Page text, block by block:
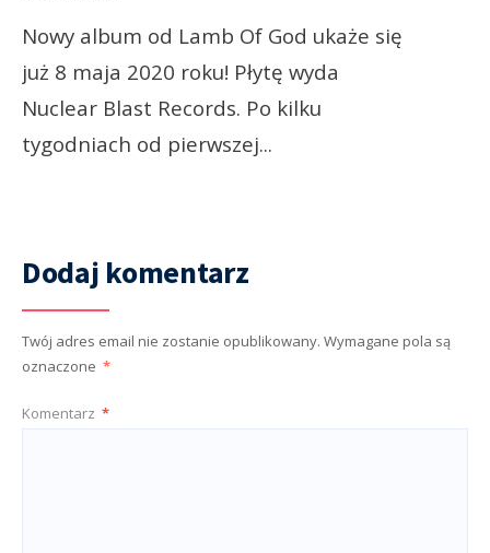
Nowy album od Lamb Of God ukaże się
już 8 maja 2020 roku! Płytę wyda
Nuclear Blast Records. Po kilku
tygodniach od pierwszej...
Dodaj komentarz
Twój adres email nie zostanie opublikowany. Wymagane pola są
oznaczone *
Komentarz *